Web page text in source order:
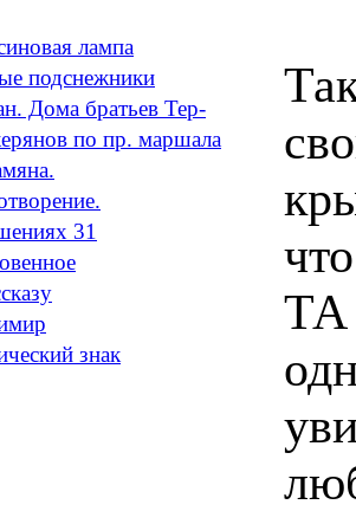
лампа
подснежники
Дома братьев Тер-
по пр. маршала
31
знак
ТА